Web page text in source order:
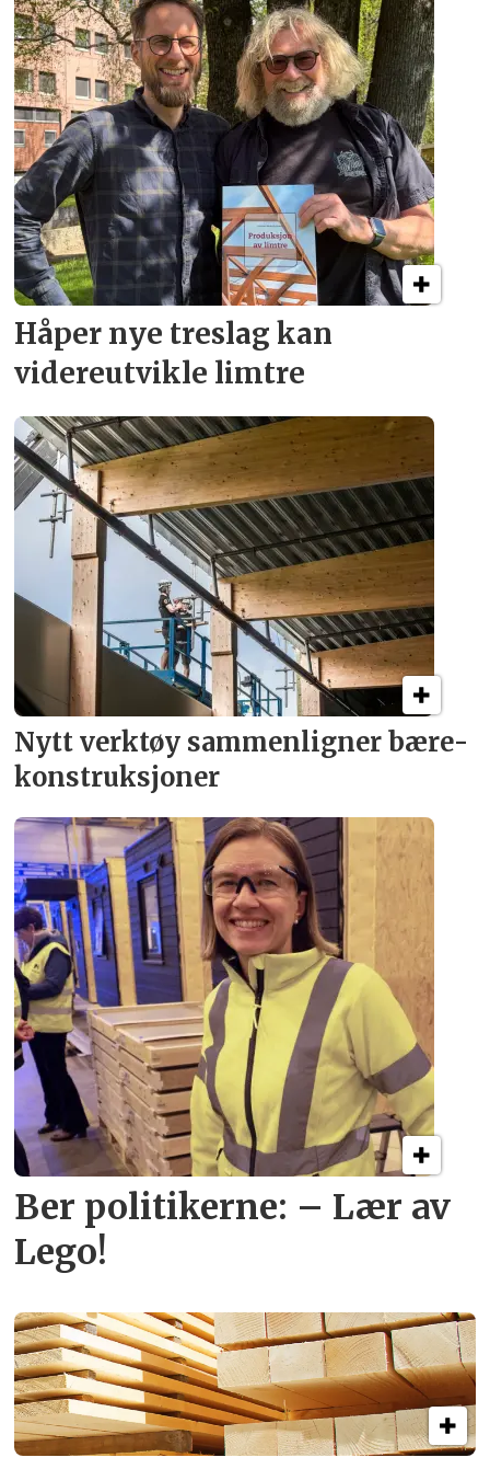
Håper nye treslag kan
videreutvikle limtre
Nytt verktøy sammenligner bære­
konstruksjoner
Ber politikerne: – Lær av
Lego!